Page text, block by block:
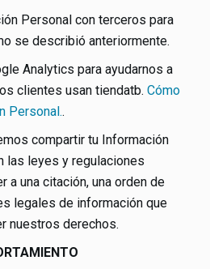
Personal con terceros para
se describió anteriormente.
Analytics para ayudarnos a
clientes usan tiendatb. Cómo
Personal..
compartir tu Información
las leyes y regulaciones
a una citación, una orden de
legales de información que
nuestros derechos.